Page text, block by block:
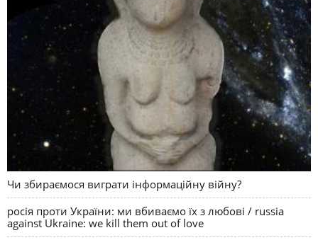
Чи збираємося виграти інформаційну війну?
росія проти України: ми вбиваємо їх з любові / russia
against Ukraine: we kill them out of love